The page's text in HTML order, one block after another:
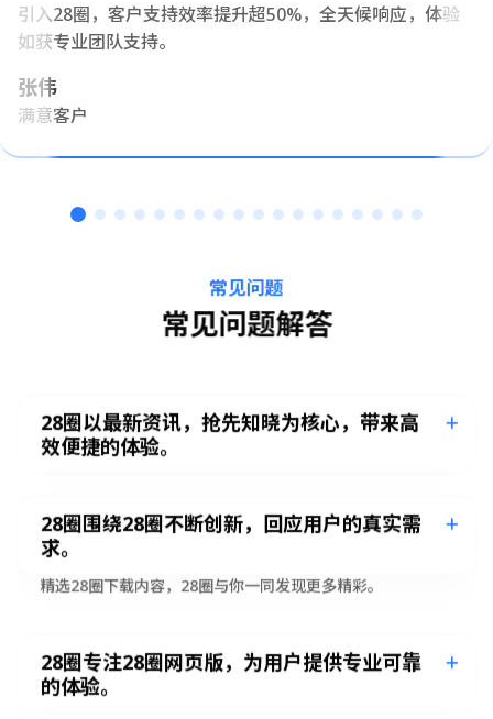
引入28圈，客户支持效率提升超50%，全天候响应，体验
如获专业团队支持。
张伟
满意客户
常见问题
常见问题解答
28圈以最新资讯，抢先知晓为核心，带来高
效便捷的体验。
28圈围绕28圈不断创新，回应用户的真实需
求。
精选28圈下载内容，28圈与你一同发现更多精彩。
28圈专注28圈网页版，为用户提供专业可靠
的体验。